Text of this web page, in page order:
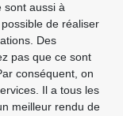
sont aussi à
de réaliser
Des
pas que ce sont
conséquent, on
Il a tous les
meilleur rendu de